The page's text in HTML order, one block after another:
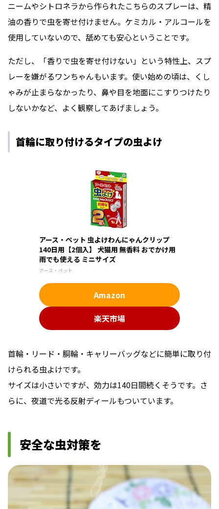
ニームやシトロネラから作られたこちらのスプレーは、精
油の香りで虫を寄せ付けません。ケミカル・アルコールを
使用していないので、舐めても安心ということです。
ただし、「香りで虫を寄せ付けない」という特性上、スプ
レーを嫌がるワンちゃんもいます。使い始めの頃は、くし
ゃみが止まらなかったり、鼻や目を地面にこすりつけたり
しないかなど、よく観察してあげましょう。
首輪に取り付けるタイプの虫よけ
アース・ペット 虫よけわんにゃんクリップ
140日用【2個入】 犬猫用 無香料 おでかけ用
雨でも使える ミニサイズ
アース・ペット
Amazon
楽天市場
首輪・リード・胴輪・キャリーバッグなどに簡単に取り付
けられる虫よけです。
サイズは小さいですが、効力は140日間続くそうです。さ
らに、夜道で光る反射ディールもついています。
安全な虫対策を